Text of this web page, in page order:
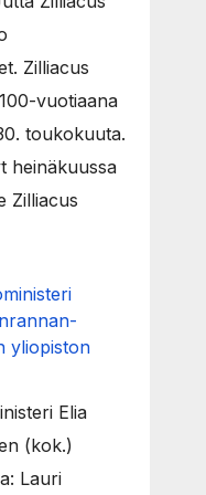
Zilliacus
vuotiaana
toukokuuta.
heinäkuussa
Zilliacus
yliopiston
Elia
(kok.)
Lauri